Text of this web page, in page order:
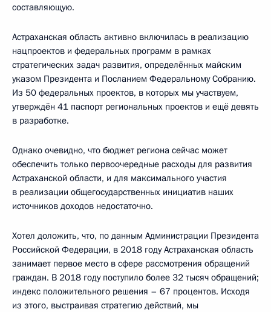
составляющую.
Астраханская область активно включилась в реализацию
нацпроектов и федеральных программ в рамках
стратегических задач развития, определённых майским
указом Президента и Посланием Федеральному Собранию.
Из 50 федеральных проектов, в которых мы участвуем,
утверждён 41 паспорт региональных проектов и ещё девять
в разработке.
Однако очевидно, что бюджет региона сейчас может
обеспечить только первоочередные расходы для развития
Астраханской области, и для максимального участия
в реализации общегосударственных инициатив наших
источников доходов недостаточно.
Хотел доложить, что, по данным Администрации Президента
Российской Федерации, в 2018 году Астраханская область
занимает первое место в сфере рассмотрения обращений
граждан. В 2018 году поступило более 32 тысяч обращений;
индекс положительного решения – 67 процентов. Исходя
из этого, выстраивая стратегию действий, мы